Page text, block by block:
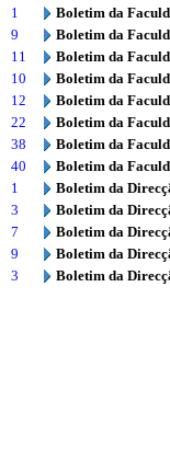
1
Boletim da
9
Boletim da
11
Boletim da
10
Boletim da
12
Boletim da
22
Boletim da
38
Boletim da
40
Boletim da
1
Boletim da
3
Boletim da
7
Boletim da
9
Boletim da
3
Boletim da